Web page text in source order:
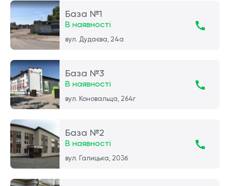
База №1
В наявності
вул. Дудаєва, 24а
База №3
В наявності
вул. Коновальца, 264г
База №2
В наявності
вул. Галицька, 203б